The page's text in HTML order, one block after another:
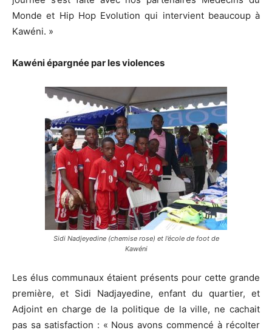
Monde et Hip Hop Evolution qui intervient beaucoup à
Kawéni. »
Kawéni épargnée par les violences
Sidi Nadjeyedine (chemise rose) et l’école de foot de
Kawéni
Les élus communaux étaient présents pour cette grande
première, et Sidi Nadjayedine, enfant du quartier, et
Adjoint en charge de la politique de la ville, ne cachait
pas sa satisfaction : « Nous avons commencé à récolter